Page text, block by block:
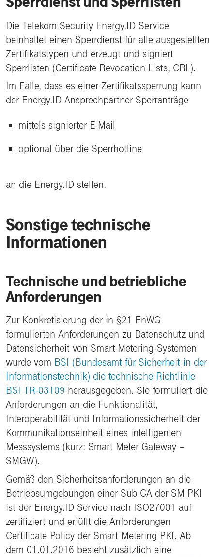
Die Telekom Security Energy.ID Service
beinhaltet einen Sperrdienst für alle ausgestellten
Zertifikatstypen und erzeugt und signiert
Sperrlisten (Certificate Revocation Lists, CRL).
Im Falle, dass es einer Zertifikatssperrung kann
der Energy.ID Ansprechpartner Sperranträge
mittels signierter E-Mail
optional über die Sperrhotline
an die Energy.ID stellen.
Sonstige technische
Informationen
Technische und betriebliche
Anforderungen
Zur Konkretisierung der in §21 EnWG
formulierten Anforderungen zu Datenschutz und
Datensicherheit von Smart-Metering-Systemen
wurde vom BSI (Bundesamt für Sicherheit in der
Informationstechnik) die technische Richtlinie
BSI TR-03109 herausgegeben. Sie formuliert die
Anforderungen an die Funktionalität,
Interoperabilität und Informationssicherheit der
Kommunikationseinheit eines intelligenten
Messsystems (kurz: Smart Meter Gateway –
SMGW).
Gemäß den Sicherheitsanforderungen an die
Betriebsumgebungen einer Sub CA der SM PKI
ist der Energy.ID Service nach ISO27001 auf
zertifiziert und erfüllt die Anforderungen
Certificate Policy der Smart Metering PKI. Ab
dem 01.01.2016 besteht zusätzlich eine